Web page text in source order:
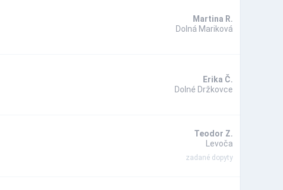
Martina R.
Dolná Mariková
Erika Č.
Dolné Držkovce
Teodor Z.
Levoča
zadané dopyty